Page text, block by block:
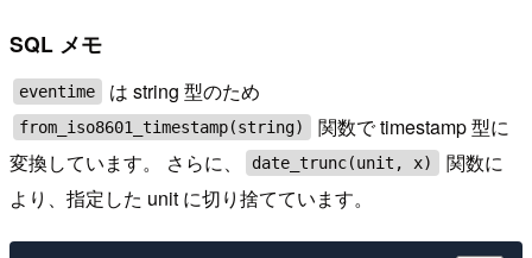
SQL メモ
eventime は string 型のため
from_iso8601_timestamp(string)
関数で timestamp 型に
変換しています。 さらに、
date_trunc(unit, x)
関数に
より、指定した unit に切り捨てています。